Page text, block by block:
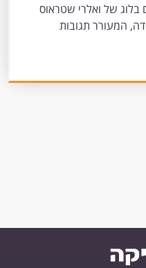
בלוג של ואלרי שטראוס
המעורר תגובות